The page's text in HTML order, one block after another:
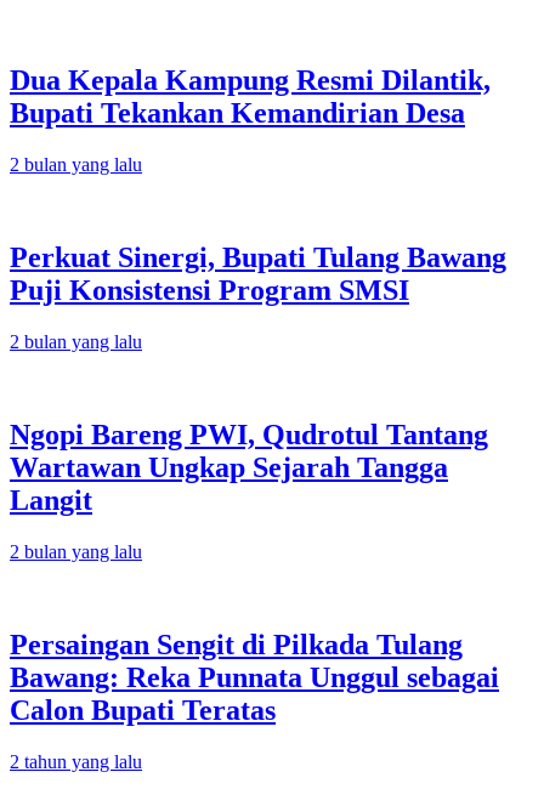
Dua Kepala Kampung Resmi Dilantik,
Bupati Tekankan Kemandirian Desa
2 bulan yang lalu
Perkuat Sinergi, Bupati Tulang Bawang
Puji Konsistensi Program SMSI
2 bulan yang lalu
Ngopi Bareng PWI, Qudrotul Tantang
Wartawan Ungkap Sejarah Tangga
Langit
2 bulan yang lalu
Persaingan Sengit di Pilkada Tulang
Bawang: Reka Punnata Unggul sebagai
Calon Bupati Teratas
2 tahun yang lalu